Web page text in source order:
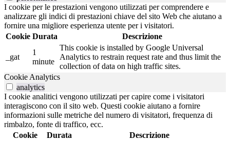
I cookie per le prestazioni vengono utilizzati per comprendere e
analizzare gli indici di prestazioni chiave del sito Web che aiutano a
fornire una migliore esperienza utente per i visitatori.
Cookie Durata Descrizione
_gat
1
minute
This cookie is installed by Google Universal
Analytics to restrain request rate and thus limit the
collection of data on high traffic sites.
Cookie Analytics
analytics
I cookie analitici vengono utilizzati per capire come i visitatori
interagiscono con il sito web. Questi cookie aiutano a fornire
informazioni sulle metriche del numero di visitatori, frequenza di
rimbalzo, fonte di traffico, ecc.
Cookie
Durata Descrizione